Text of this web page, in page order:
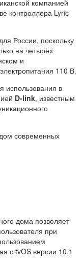
компанией
контроллера Lyric
России, поскольку
на четырёх
и
110 В.
использования в
D-link, известным
современных
дома позволяет
при
с tvOS версии 10.1